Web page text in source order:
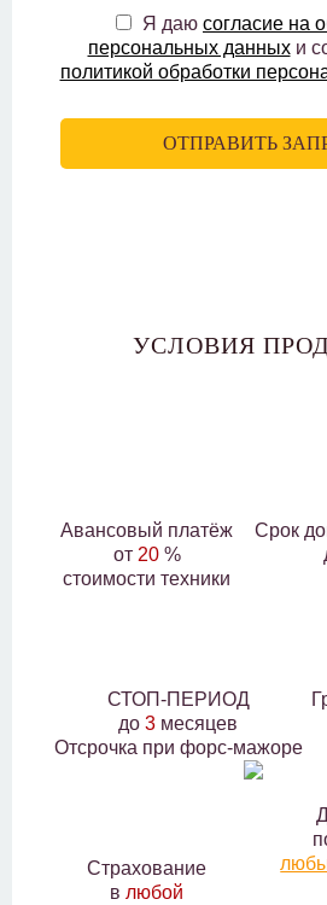
Я даю согласие на
персональных данныхи
политикой обработки
УСЛОВИЯ
Авансовый платёж
от 20%
стоимости техники
Срок
СТОП-ПЕРИОД
до 3 месяцев
Отсрочка при форс-мажоре
Страхование
в любой